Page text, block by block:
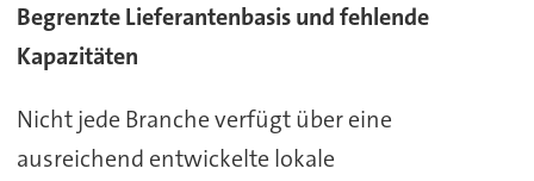
Begrenzte Lieferantenbasis und fehlende
Kapazitäten
Nicht jede Branche verfügt über eine
ausreichend entwickelte lokale